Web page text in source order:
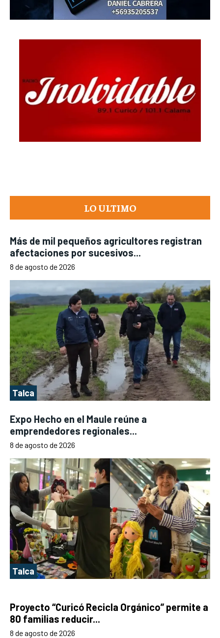
LO ULTIMO
Más de mil pequeños agricultores registran
afectaciones por sucesivos...
8 de agosto de 2026
Talca
Expo Hecho en el Maule reúne a
emprendedores regionales...
8 de agosto de 2026
Talca
Proyecto “Curicó Recicla Orgánico” permite a
80 familias reducir...
8 de agosto de 2026